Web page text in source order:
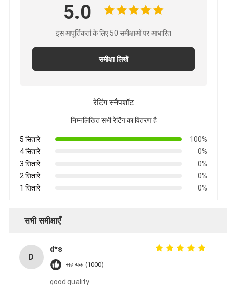
5.0
इस आपूर्तिकर्ता के लिए 50 समीक्षाओं पर आधारित
समीक्षा लिखें
रेटिंग स्नैपशॉट
निम्नलिखित सभी रेटिंग का वितरण है
5 सितारे
100%
4 सितारे
0%
3 सितारे
0%
2 सितारे
0%
1 सितारे
0%
सभी समीक्षाएँ
D
d*s
सहायक (1000)
good quality